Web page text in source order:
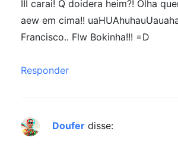
III carai! Q doidera heim?! Olha
aew em cima!!
Francisco.. Flw Bokinha!!! =D
Responder
Doufer disse: